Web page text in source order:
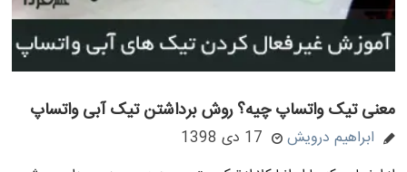
معنی تیک واتساپ چیه؟ روش برداشتن تیک آبی واتساپ
ابراهیم درویش 17 دی 1398